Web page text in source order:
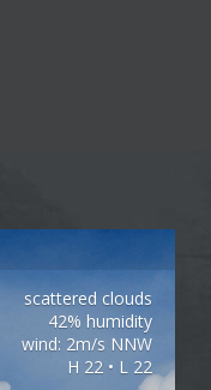
scattered clouds
42% humidity
wind: 2m/s NNW
H 22 • L 22